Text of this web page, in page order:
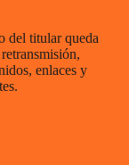
del titular queda
enlaces y